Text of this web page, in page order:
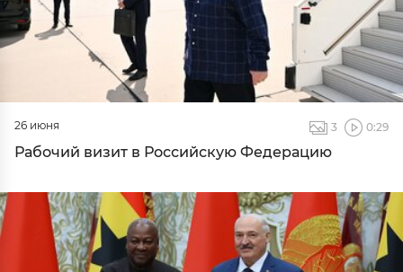
26 июня 3 0:29
Рабочий визит в Российскую Федерацию